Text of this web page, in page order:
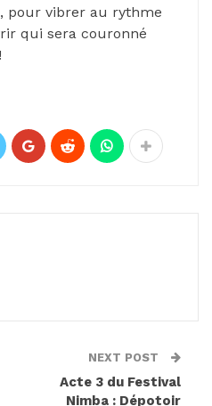
pour vibrer au rythme
qui sera couronné
NEXT POST
Acte 3 du Festival
Nimba : Dépotoir